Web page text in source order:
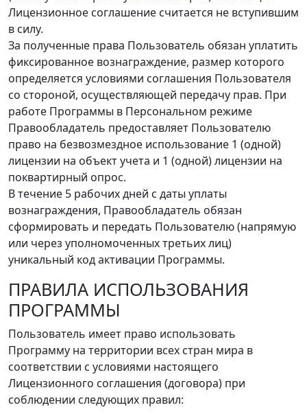
Лицензионное соглашение считается не вступившим
в силу.
За полученные права Пользователь обязан уплатить
фиксированное вознаграждение, размер которого
определяется условиями соглашения Пользователя
со стороной, осуществляющей передачу прав. При
работе Программы в Персональном режиме
Правообладатель предоставляет Пользователю
право на безвозмездное использование 1 (одной)
лицензии на объект учета и 1 (одной) лицензии на
поквартирный опрос.
В течение 5 рабочих дней с даты уплаты
вознаграждения, Правообладатель обязан
сформировать и передать Пользователю (напрямую
или через уполномоченных третьих лиц)
уникальный код активации Программы.
ПРАВИЛА ИСПОЛЬЗОВАНИЯ
ПРОГРАММЫ
Пользователь имеет право использовать
Программу на территории всех стран мира в
соответствии с условиями настоящего
Лицензионного соглашения (договора) при
соблюдении следующих правил: